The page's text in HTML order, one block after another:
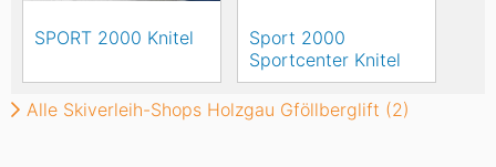
SPORT 2000 Knitel
Sport 2000
Sportcenter Knitel
Alle Skiverleih-Shops Holzgau Gföllberglift (2)